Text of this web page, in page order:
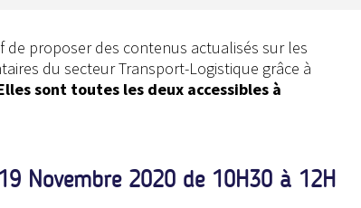
de proposer des contenus actualisés sur les
du secteur Transport-Logistique grâce à
sont toutes les deux accessibles à
Novembre 2020 de 10H30 à 12H